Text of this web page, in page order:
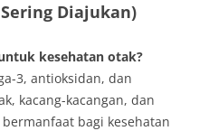
Diajukan)
kesehatan otak?
3, antioksidan, dan
kacang-kacangan, dan
bagi kesehatan